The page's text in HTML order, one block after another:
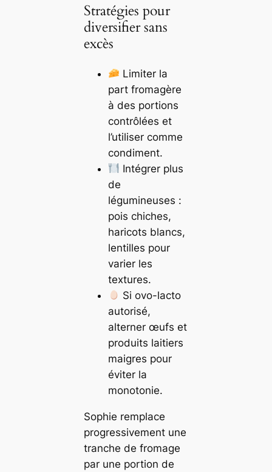
Stratégies pour
diversifier sans
excès
Limiter la
part fromagère
à des portions
contrôlées et
l’utiliser comme
condiment.
Intégrer plus
de
légumineuses :
pois chiches,
haricots blancs,
lentilles pour
varier les
textures.
Si ovo-lacto
autorisé,
alterner œufs et
produits laitiers
maigres pour
éviter la
monotonie.
Sophie remplace
progressivement une
tranche de fromage
par une portion de